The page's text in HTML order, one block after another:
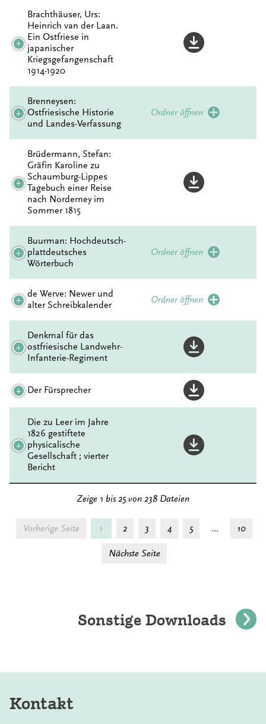
Brachthäuser, Urs:
Heinrich van der Laan.
Ein Ostfriese in
japanischer
Kriegsgefangenschaft
1914-1920
Brenneysen:
Ostfriesische Historie
und Landes-Verfassung
Ordner öffnen
Brüdermann, Stefan:
Gräfin Karoline zu
Schaumburg-Lippes
Tagebuch einer Reise
nach Norderney im
Sommer 1815
Buurman: Hochdeutsch-
plattdeutsches
Wörterbuch
Ordner öffnen
de Werve: Newer und
alter Schreibkalender
Ordner öffnen
Denkmal für das
ostfriesische Landwehr-
Infanterie-Regiment
Der Fürsprecher
Die zu Leer im Jahre
1826 gestiftete
physicalische
Gesellschaft ; vierter
Bericht
Zeige 1 bis 25 von 238 Dateien
Vorherige Seite 1 2 3 4 5 … 10
Nächste Seite
Sonstige Downloads
Kontakt